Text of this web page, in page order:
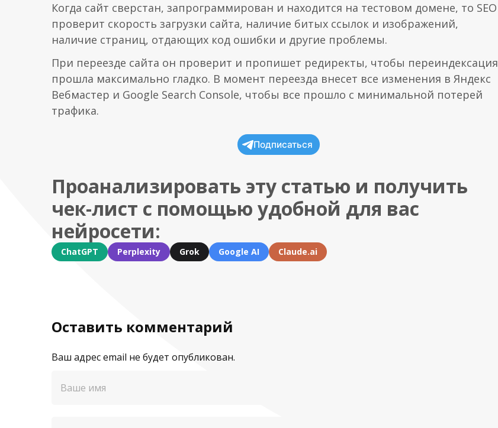
Когда сайт сверстан, запрограммирован и находится на тестовом домене, то SEO
проверит скорость загрузки сайта, наличие битых ссылок и изображений,
наличие страниц, отдающих код ошибки и другие проблемы.
При переезде сайта он проверит и пропишет редиректы, чтобы переиндексация
прошла максимально гладко. В момент переезда внесет все изменения в Яндекс
Вебмастер и Google Search Console, чтобы все прошло с минимальной потерей
трафика.
Подписаться
Проанализировать эту статью и получить
чек-лист с помощью удобной для вас
нейросети:
ChatGPT Perplexity Grok Google AI Claude.ai
Оставить комментарий
Ваш адрес email не будет опубликован.